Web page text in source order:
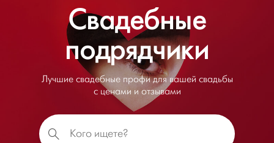
Свадебные
подрядчики
Лучшие свадебные профи для вашей свадьбы
с ценами и отзывами